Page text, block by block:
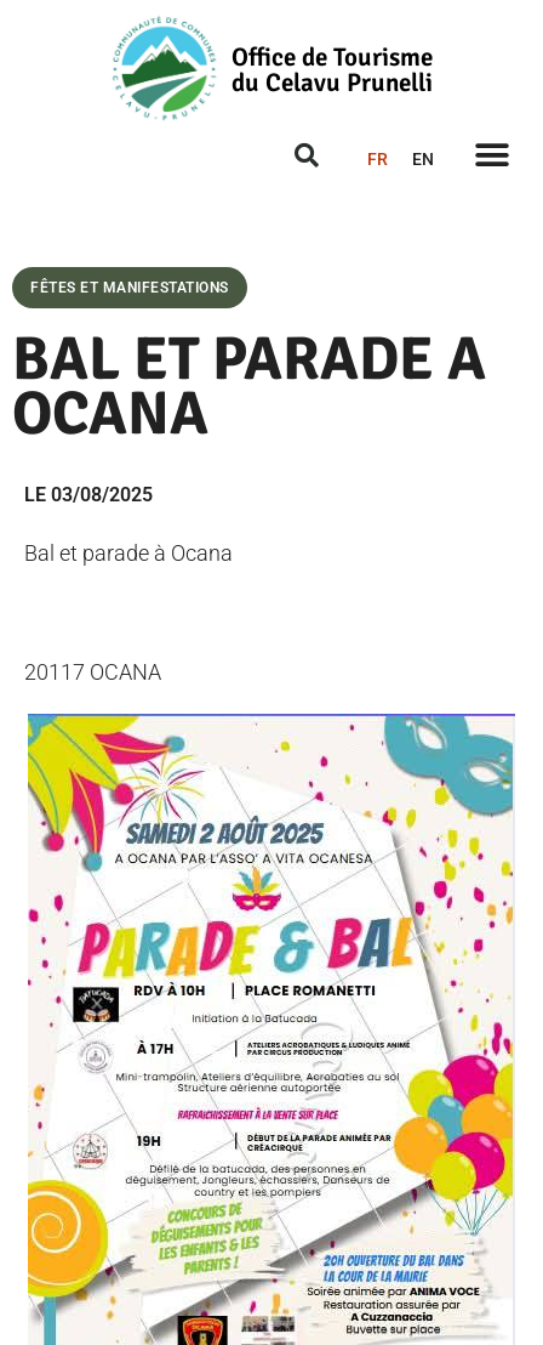
Office de Tourisme
du Celavu Prunelli
FR EN
FÊTES ET MANIFESTATIONS
BAL ET PARADE A
OCANA
LE 03/08/2025
Bal et parade à Ocana
20117 OCANA